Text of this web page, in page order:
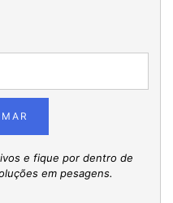
e fique por dentro de
em pesagens.